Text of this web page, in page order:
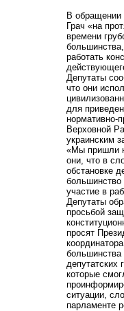
В обращении
Грач «на
времени
работать
Депутаты
что они
для
нормативно-
Верховной
украинским
«Мы пришли
они, что в
обстановке
большинство
участие в
Депутаты
просьбой
просят
большинства
депутатских
которые
ситуации,
парламенте